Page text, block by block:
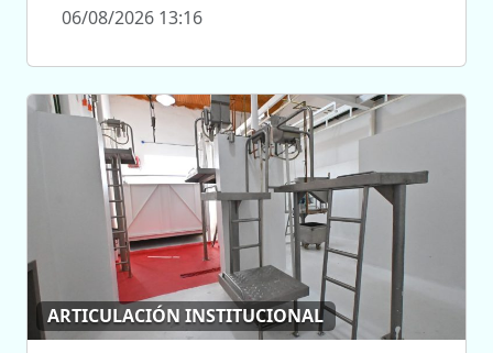
06/08/2026 13:16
ARTICULACIÓN INSTITUCIONAL